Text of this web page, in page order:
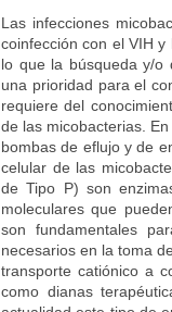
Las infecciones
coinfección con el VIH
lo que la búsqueda y/o
una prioridad para el
requiere del
de las micobacterias.
bombas de eflujo y de
celular de las
de Tipo P) son
moleculares que
son fundamentales
necesarios en la toma
transporte catiónico a
como dianas